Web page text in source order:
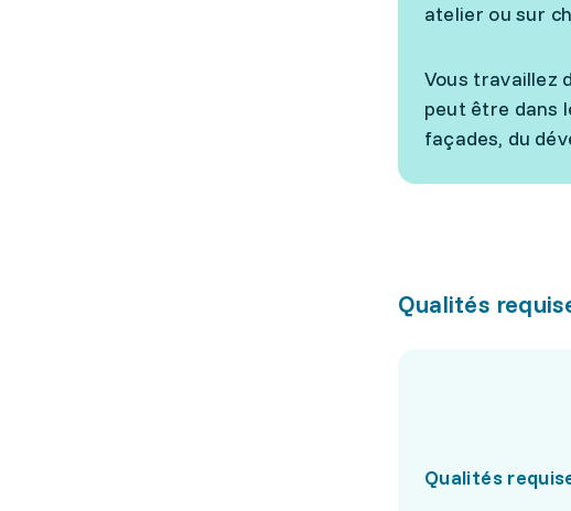
atelier ou sur
Vous travaillez
peut être dans
façades, du
Qualités
Qualités